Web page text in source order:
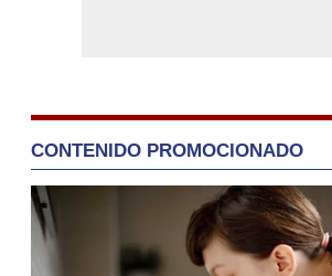
CONTENIDO PROMOCIONADO